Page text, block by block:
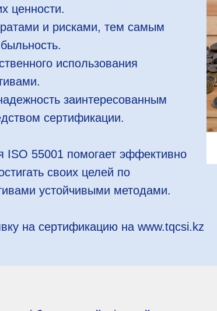
ценности.
и рисками, тем самым
использования
заинтересованным
сертификации.
ISO 55001 помогает эффективно
своих целей по
устойчивыми методами.
на сертификацию на www.tqcsi.kz